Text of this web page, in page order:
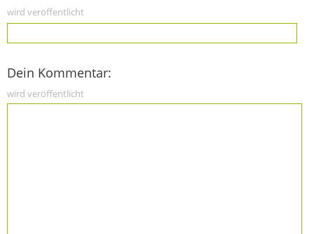
wird veröffentlicht
Dein Kommentar:
wird veröffentlicht